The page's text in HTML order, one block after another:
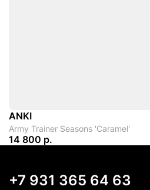
ANKI
Army Trainer Seasons 'Caramel'
14 800 р.
+7 931 365 64 63